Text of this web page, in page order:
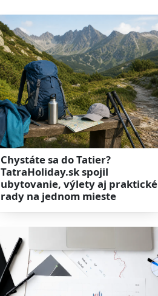
Chystáte sa do Tatier?
TatraHoliday.sk spojil
ubytovanie, výlety aj praktické
rady na jednom mieste